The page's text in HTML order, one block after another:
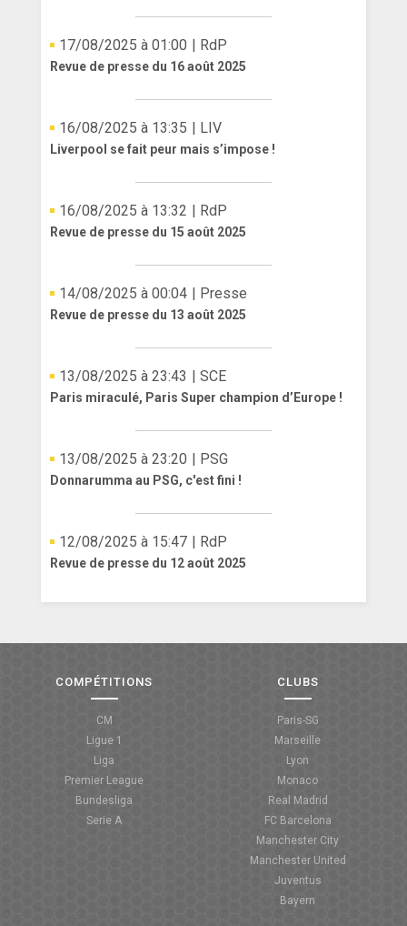
17/08/2025 à 01:00 | RdP
Revue de presse du 16 août 2025
16/08/2025 à 13:35 | LIV
Liverpool se fait peur mais s’impose !
16/08/2025 à 13:32 | RdP
Revue de presse du 15 août 2025
14/08/2025 à 00:04 | Presse
Revue de presse du 13 août 2025
13/08/2025 à 23:43 | SCE
Paris miraculé, Paris Super champion d’Europe !
13/08/2025 à 23:20 | PSG
Donnarumma au PSG, c'est fini !
12/08/2025 à 15:47 | RdP
Revue de presse du 12 août 2025
COMPÉTITIONS
CM
Ligue 1
Liga
Premier League
Bundesliga
Serie A
CLUBS
Paris-SG
Marseille
Lyon
Monaco
Real Madrid
FC Barcelona
Manchester City
Manchester United
Juventus
Bayern